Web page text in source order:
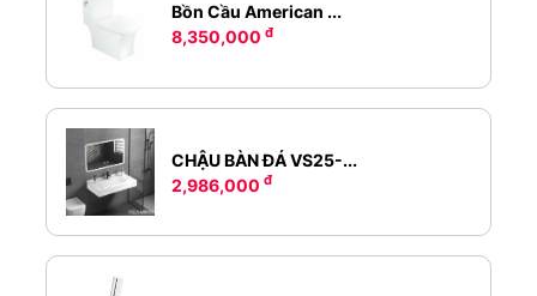
Bồn Cầu American ...
8,350,000đ
CHẬU BÀN ĐÁ VS25-...
2,986,000đ